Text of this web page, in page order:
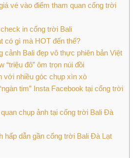
vé vào điểm tham quan cổng trời
in cổng trời Bali
có gì mà HOT đến thế?
cảnh Bali đẹp vô thực phiên bản Việt
“triệu đô” ôm trọn núi đồi
với nhiều góc chụp xìn xò
tim” Insta Facebook tại cổng trời
chụp ảnh tại cổng trời Bali Đà
hấp dẫn gần cổng trời Bali Đà Lạt